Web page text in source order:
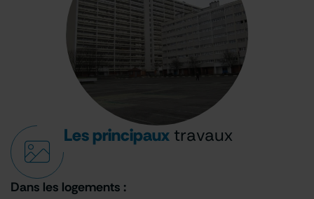
Les principaux travaux
Dans les logements :